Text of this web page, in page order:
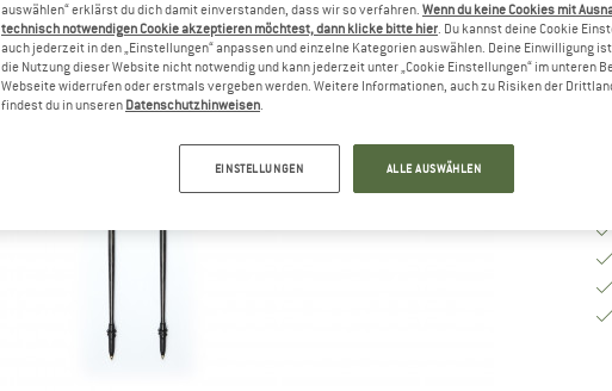
auswählen“ erklärst du dich damit einverstanden, dass wir so verfahren. Wenn du keine Cookies mit
technisch notwendigen Cookie akzeptieren möchtest, dann klicke bitte hier. Du kannst deine Cookie
auch jederzeit in den „Einstellungen“ anpassen und einzelne Kategorien auswählen. Deine Einwilligung
die Nutzung dieser Website nicht notwendig und kann jederzeit unter „Cookie Einstellungen“ im unteren
Webseite widerrufen oder erstmals vergeben werden. Weitere Informationen, auch zu Risiken der
findest du in unseren Datenschutzhinweisen.
EINSTELLUNGEN ALLE AUSWÄHLEN